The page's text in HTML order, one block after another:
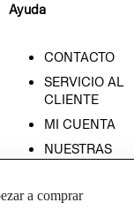
Ayuda
CONTACTO
SERVICIO AL
CLIENTE
MI CUENTA
NUESTRAS
TÉRMINOS Y
a comprar